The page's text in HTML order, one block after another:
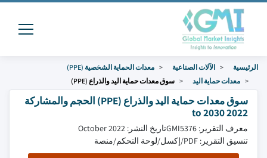
الرئيسية الآلات الصناعية
معدات الحماية الشخصية (PPE)
معدات حماية اليد
سوق معدات حماية اليد والذراع (PPE)
سوق معدات حماية اليد والذراع (PPE) الحجم والمشاركة
2022 to 2030
معرف التقرير: GMI5376
تاريخ النشر: October 2022
تنسيق التقرير: PDF/إكسل/لوحة التحكم/منصة